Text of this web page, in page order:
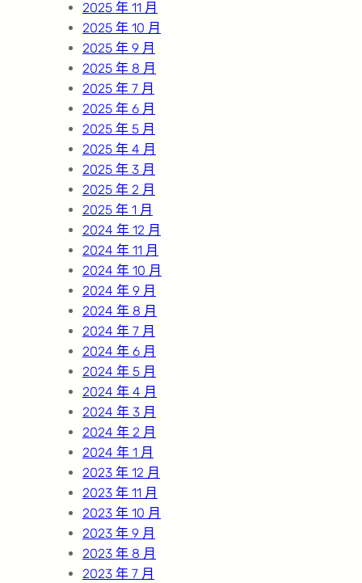
2025 年 11 月
2025 年 10 月
2025 年 9 月
2025 年 8 月
2025 年 7 月
2025 年 6 月
2025 年 5 月
2025 年 4 月
2025 年 3 月
2025 年 2 月
2025 年 1 月
2024 年 12 月
2024 年 11 月
2024 年 10 月
2024 年 9 月
2024 年 8 月
2024 年 7 月
2024 年 6 月
2024 年 5 月
2024 年 4 月
2024 年 3 月
2024 年 2 月
2024 年 1 月
2023 年 12 月
2023 年 11 月
2023 年 10 月
2023 年 9 月
2023 年 8 月
2023 年 7 月